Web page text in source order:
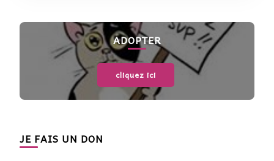
ADOPTER
cliquez ici
JE FAIS UN DON